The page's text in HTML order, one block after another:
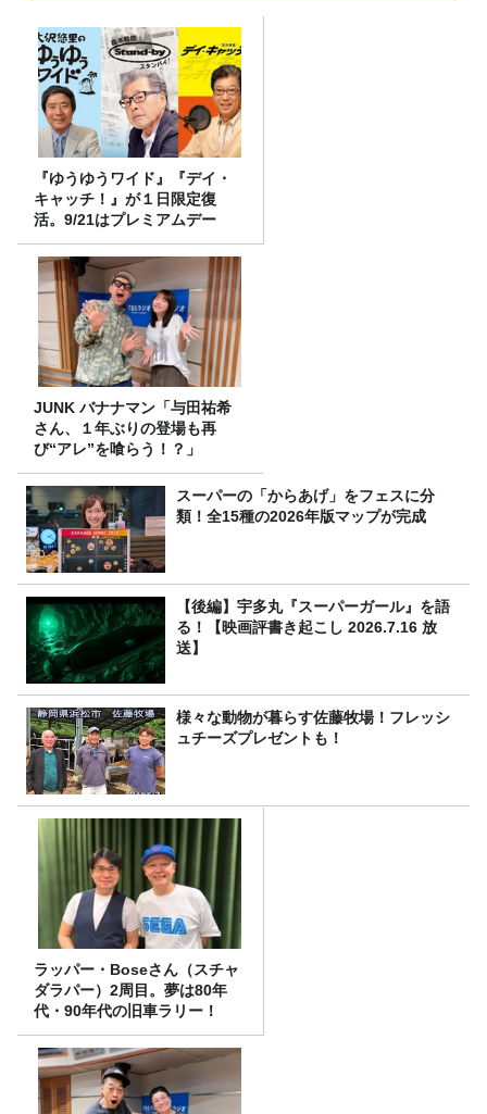
『ゆうゆうワイド』『デイ・
キャッチ！』が１日限定復
活。9/21はプレミアムデー
JUNK バナナマン「与田祐希
さん、１年ぶりの登場も再
び“アレ”を喰らう！？」
スーパーの「からあげ」をフェスに分
類！全15種の2026年版マップが完成
【後編】宇多丸『スーパーガール』を語
る！【映画評書き起こし 2026.7.16 放
送】
様々な動物が暮らす佐藤牧場！フレッシ
ュチーズプレゼントも！
ラッパー・Boseさん（スチャ
ダラパー）2周目。夢は80年
代・90年代の旧車ラリー！